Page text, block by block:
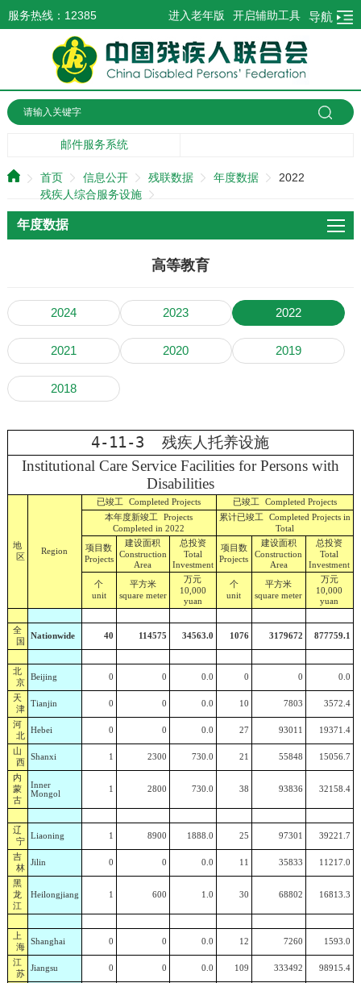
服务热线：12385 导航
开启辅助工具
进入老年版
邮件服务系统
首页 信息公开 残联数据
年度数据
残疾人综合服务设施
2022
年度数据
高等教育
2024 2023 2022
2021 2020 2019
2018
4-11-3 残疾人托养设施
Institutional Care Service Facilities for Persons with
Disabilities
地
区
Region
已竣工Completed Projects 已竣工 Completed Projects
本年度新竣工Projects
Completed in 2022
累计已竣工 Completed Projects in
Total
项目数
Projects
建设面积
Construction
Area
总投资
Total
Investment
项目数
Projects
建设面积
Construction
Area
总投资
Total
Investment
个
unit
平方米
square meter
万元
10,000
yuan
个
unit
平方米
square meter
万元
10,000
yuan
全
国
Nationwide 40 114575 34563.0 1076 3179672 877759.1
北
京
Beijing 0 0 0.0 0 0 0.0
天
津
Tianjin 0 0 0.0 10 7803 3572.4
河
北
Hebei 0 0 0.0 27 93011 19371.4
山
西
Shanxi 1 2300 730.0 21 55848 15056.7
内
蒙
古
Inner
Mongol
1 2800 730.0 38 93836 32158.4
辽
宁
Liaoning 1 8900 1888.0 25 97301 39221.7
吉
林
Jilin 0 0 0.0 11 35833 11217.0
黑
龙
江
Heilongjiang 1 600 1.0 30 68802 16813.3
上
海
Shanghai 0 0 0.0 12 7260 1593.0
江
苏
Jiangsu 0 0 0.0 109 333492 98915.4